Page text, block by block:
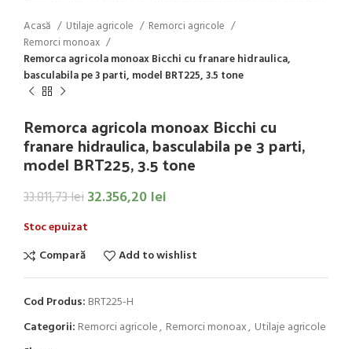
Acasă Utilaje agricole
Remorci agricole
Remorci monoax
Remorca agricola monoax Bicchi cu franare hidraulica,
basculabila pe 3 parti, model BRT225, 3.5 tone
Remorca agricola monoax Bicchi cu
franare hidraulica, basculabila pe 3 parti,
model BRT225, 3.5 tone
33.811,73lei32.356,20 lei
Stoc epuizat
Compară
Add to wishlist
Cod Produs: BRT225-H
Categorii: Remorci agricole, Remorci monoax, Utilaje agricole